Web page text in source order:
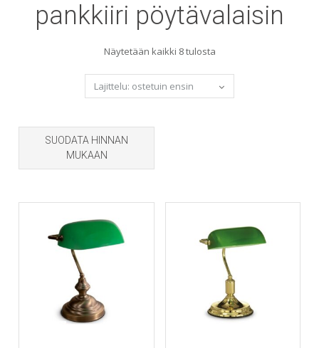
pankkiiri pöytävalaisin
Näytetään kaikki 8 tulostaSorted
by
popularity
SUODATA HINNAN
MUKAAN